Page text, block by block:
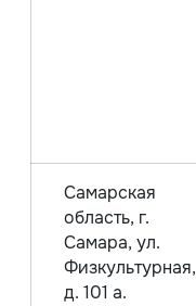
Самарская
область, г.
Самара, ул.
Физкультурная,
д. 101 а.